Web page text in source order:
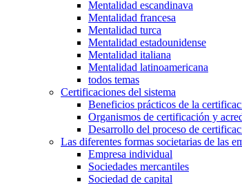
Mentalidad escandinava
Mentalidad francesa
Mentalidad turca
Mentalidad estadounidense
Mentalidad italiana
Mentalidad latinoamericana
todos temas
Certificaciones del sistema
Beneficios prácticos de la
Organismos de certificación y
Desarrollo del proceso de
Las diferentes formas societarias de las
Empresa individual
Sociedades mercantiles
Sociedad de capital